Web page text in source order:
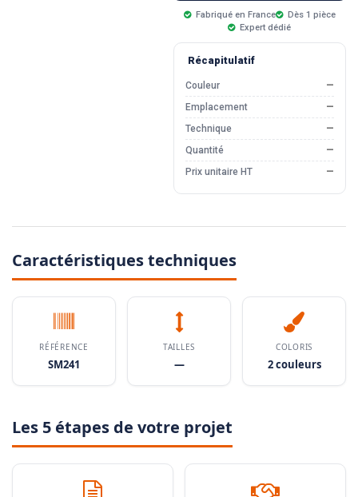
Fabriqué en France
Dès 1 pièce
Expert dédié
Récapitulatif
Couleur
—
Emplacement
—
Technique
—
Quantité
—
Prix unitaire HT
—
Caractéristiques techniques
RÉFÉRENCE
SM241
TAILLES
—
COLORIS
2 couleurs
Les 5 étapes de votre projet